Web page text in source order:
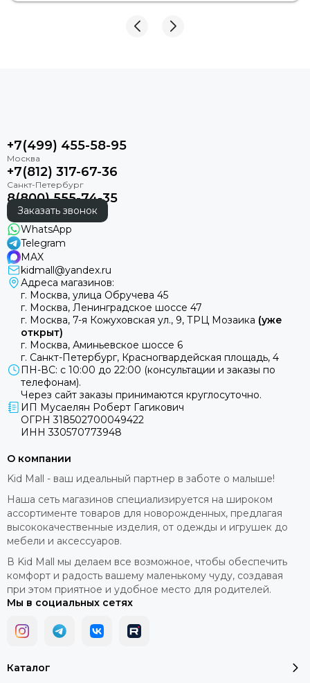
+7(499) 455-58-95
+7(812) 317-67-36
8(800) 555-74-35
Заказать звонок
WhatsApp
Telegram
MAX
kidmall@yandex.ru
Адреса магазинов:
г. Москва, улица Обручева 45
г. Москва, Ленинградское шоссе 47
г. Москва, 7-я Кожуховская ул., 9, ТРЦ Мозаика (уже
открыт)
г. Москва, Аминьевское шоссе 6
г. Санкт-Петербург, Красногвардейская площадь, 4
ПН-ВС: с 10:00 до 22:00 (консультации и заказы по
телефонам).
Через сайт заказы принимаются круглосуточно.
ИП Мусаелян Роберт Гагикович
ОГРН 318502700049422
ИНН 330570773948
Каталог
О компании
Kid Mall - ваш идеальный партнер в заботе о малыше!
Наша сеть магазинов специализируется на широком
ассортименте товаров для новорожденных, предлагая
высококачественные изделия, от одежды и игрушек до
мебели и аксессуаров.
В Kid Mall мы делаем все возможное, чтобы обеспечить
комфорт и радость вашему маленькому чуду, создавая
при этом приятное и удобное место для родителей.
Мы в социальных сетях